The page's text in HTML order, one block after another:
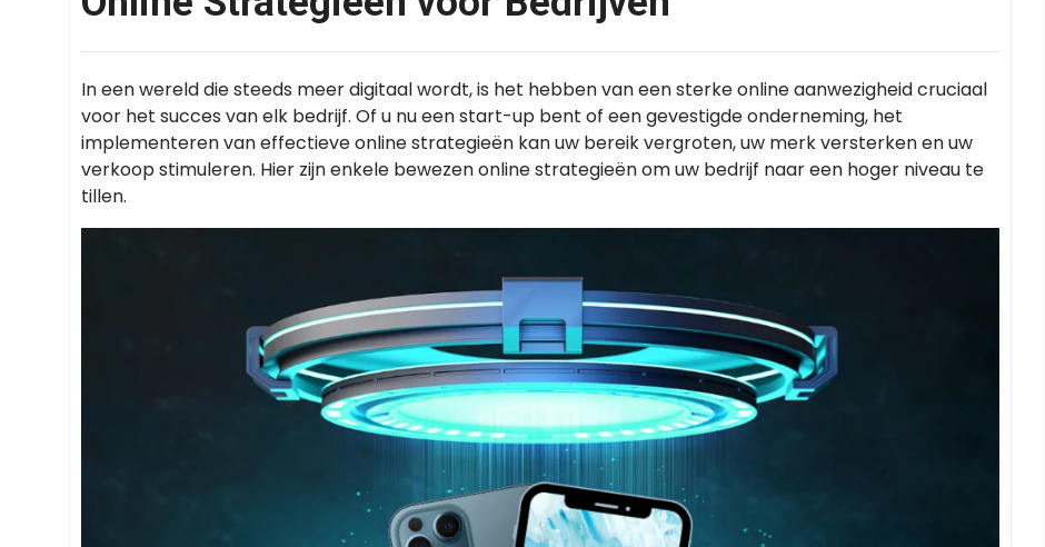
In een wereld die steeds meer digitaal wordt, is het hebben van een sterke online aanwezigheid cruciaal
voor het succes van elk bedrijf. Of u nu een start-up bent of een gevestigde onderneming, het
implementeren van effectieve online strategieën kan uw bereik vergroten, uw merk versterken en uw
verkoop stimuleren. Hier zijn enkele bewezen online strategieën om uw bedrijf naar een hoger niveau te
tillen.